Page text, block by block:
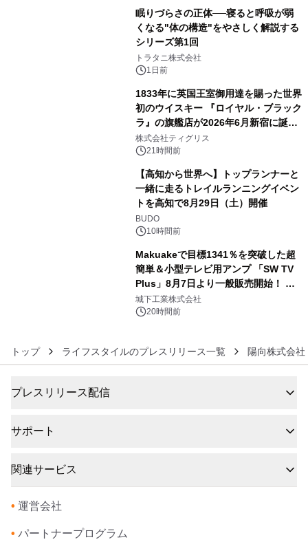
眠りづらさの正体──寝ると呼吸が弱
くなる"体の構造"をやさしく解説する
シリーズ第1回
トラタニ株式会社
1日前
1833年に英国王室御用達を賜った世界
初のウイスキー 『ロイヤル・ブラック
ラ』の旗艦店が2026年6月新宿に誕
生 バカルディ ジャパンと連携した
没入型バー「BAR Arca」
株式会社ティグリス
21時間前
【高知から世界へ】トップランナーと
一緒に走るトレイルランニングイベン
トを高知で8月29日（土）開催
BUDO
10時間前
Makuakeで目標1341％を突破した超
簡単＆小型テレビ用アンプ 「SW TV
Plus」8月7日より一般販売開始！ ケ
ーブル1本つなぐだけ、テレビの音が
ぐっと豊かに
城下工業株式会社
20時間前
トップ ライフスタイルのプレスリリース一覧 陽向株式会社
プレスリリース配信
サポート
関連サービス
• 運営会社
• パートナープログラム